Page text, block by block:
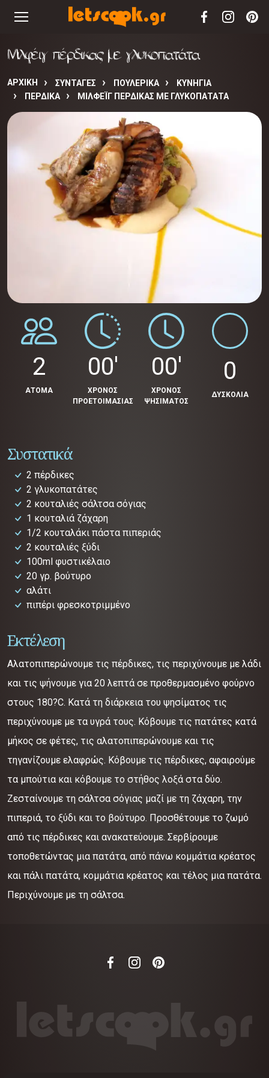
Μιλφέιγ πέρδικας με γλυκοπατάτα
ΑΡΧΙΚΉ ΣΥΝΤΑΓΈΣ ΠΟΥΛΕΡΙΚΑ
ΚΥΝΗΓΙΑ
ΠΕΡΔΙΚΑ
ΜΙΛΦΈΙΓ ΠΈΡΔΙΚΑΣ ΜΕ ΓΛΥΚΟΠΑΤΆΤΑ
2
ΑΤΟΜΑ
00'
ΧΡΟΝΟΣ
ΠΡΟΕΤΟΙΜΑΣΙΑΣ
00'
ΧΡΟΝΟΣ
ΨΗΣΙΜΑΤΟΣ
0
ΔΥΣΚΟΛΙΑ
Συστατικά
2 πέρδικες
2 γλυκοπατάτες
2 κουταλιές σάλτσα σόγιας
1 κουταλιά ζάχαρη
1/2 κουταλάκι πάστα πιπεριάς
2 κουταλιές ξύδι
100ml φυστικέλαιο
20 γρ. βούτυρο
αλάτι
πιπέρι φρεσκοτριμμένο
Εκτέλεση
Αλατοπιπερώνουμε τις πέρδικες, τις περιχύνουμε με λάδι
και τις ψήνουμε για 20 λεπτά σε προθερμασμένο φούρνο
στους 180?C. Κατά τη διάρκεια του ψησίματος τις
περιχύνουμε με τα υγρά τους. Κόβουμε τις πατάτες κατά
μήκος σε φέτες, τις αλατοπιπερώνουμε και τις
τηγανίζουμε ελαφρώς. Κόβουμε τις πέρδικες, αφαιρούμε
τα μπούτια και κόβουμε το στήθος λοξά στα δύο.
Ζεσταίνουμε τη σάλτσα σόγιας μαζί με τη ζάχαρη, την
πιπεριά, το ξύδι και το βούτυρο. Προσθέτουμε το ζωμό
από τις πέρδικες και ανακατεύουμε. Σερβίρουμε
τοποθετώντας μια πατάτα, από πάνω κομμάτια κρέατος
και πάλι πατάτα, κομμάτια κρέατος και τέλος μια πατάτα.
Περιχύνουμε με τη σάλτσα.